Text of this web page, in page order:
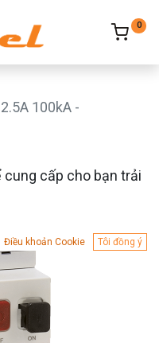
0
100kA -
cấp cho bạn trải
Điều khoản Cookie Tôi đồng ý